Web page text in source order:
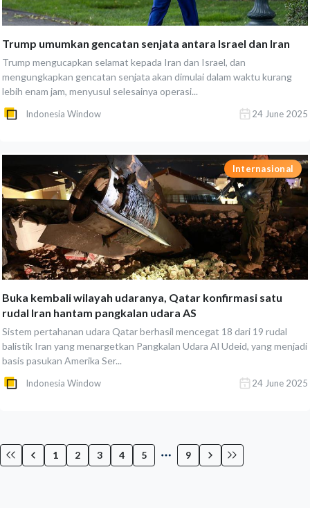
Trump umumkan gencatan senjata antara Israel dan Iran
Trump mengucapkan selamat kepada Iran dan Israel, dan
mengungkapkan gencatan senjata akan dimulai dalam waktu kurang
lebih enam jam, menyusul selesainya operasi...
Indonesia Window 24 June 2025
Internasional
Buka kembali wilayah udaranya, Qatar konfirmasi satu
rudal Iran hantam pangkalan udara AS
Sistem pertahanan udara Qatar berhasil mencegat 18 dari 19 rudal
balistik Iran yang menargetkan Pangkalan Udara Al Udeid, yang menjadi
basis pasukan Amerika Ser...
Indonesia Window 24 June 2025
1 2 3 4 5 9